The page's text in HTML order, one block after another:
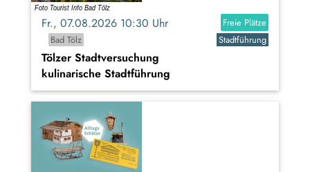
Fr., 07.08.2026 10:30 Uhr
Freie Plätze
Bad Tölz
Stadtführung
Tölzer Stadtversuchung
kulinarische Stadtführung